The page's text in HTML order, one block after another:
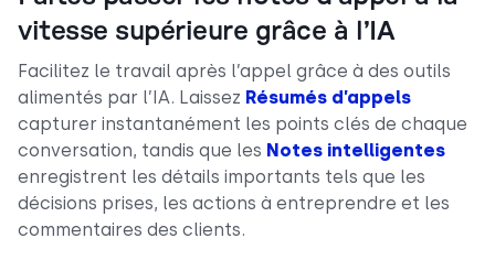
vitesse supérieure grâce à l’IA
Facilitez le travail après l’appel grâce à des outils
alimentés par l’IA. Laissez Résumés d’appels
capturer instantanément les points clés de chaque
conversation, tandis que les Notes intelligentes
enregistrent les détails importants tels que les
décisions prises, les actions à entreprendre et les
commentaires des clients.